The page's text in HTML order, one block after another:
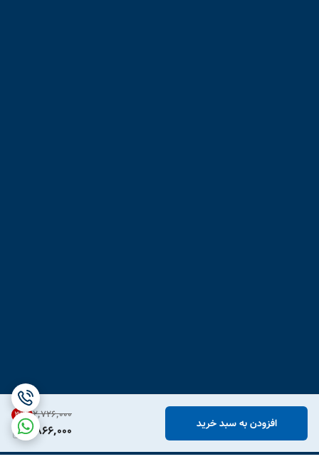
۲٬۷۲۶٬۰۰۰ 31%
1,866,000 افزودن به سبد خرید